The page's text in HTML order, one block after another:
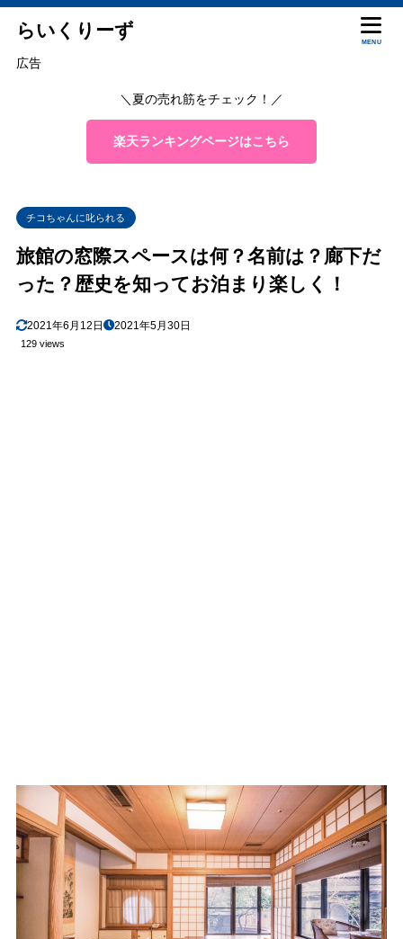
らいくりーず
MENU
広告
＼夏の売れ筋をチェック！／
楽天ランキングページはこちら
チコちゃんに叱られる
旅館の窓際スペースは何？名前は？廊下だ
った？歴史を知ってお泊まり楽しく！
2021年6月12日 2021年5月30日
129 views